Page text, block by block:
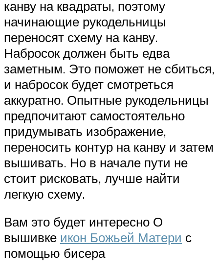
канву на квадраты, поэтому
начинающие рукодельницы
переносят схему на канву.
Набросок должен быть едва
заметным. Это поможет не сбиться,
и набросок будет смотреться
аккуратно. Опытные рукодельницы
предпочитают самостоятельно
придумывать изображение,
переносить контур на канву и затем
вышивать. Но в начале пути не
стоит рисковать, лучше найти
легкую схему.
Вам это будет интересно О
вышивке икон Божьей Матери с
помощью бисера